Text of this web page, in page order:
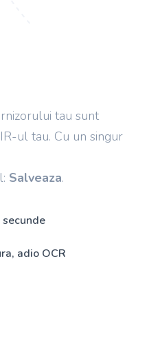
tau sunt
ul tau. Cu un singur
Salveaza.
secunde
adio OCR